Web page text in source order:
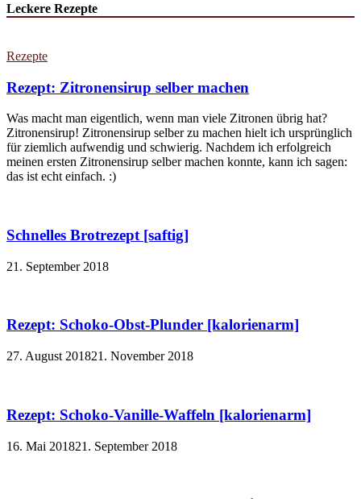
Leckere Rezepte
Rezepte
Rezept: Zitronensirup selber machen
Was macht man eigentlich, wenn man viele Zitronen übrig hat?
Zitronensirup! Zitronensirup selber zu machen hielt ich ursprünglich
für ziemlich aufwendig und schwierig. Nachdem ich erfolgreich
meinen ersten Zitronensirup selber machen konnte, kann ich sagen:
das ist echt einfach. :)
Schnelles Brotrezept [saftig]
21. September 2018
Rezept: Schoko-Obst-Plunder [kalorienarm]
27. August 201821. November 2018
Rezept: Schoko-Vanille-Waffeln [kalorienarm]
16. Mai 201821. September 2018